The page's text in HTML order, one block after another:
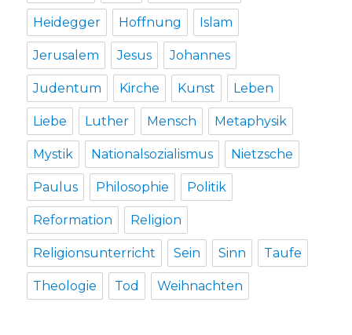
Heidegger Hoffnung Islam
Jerusalem Jesus Johannes
Judentum Kirche Kunst Leben
Liebe Luther Mensch Metaphysik
Mystik Nationalsozialismus Nietzsche
Paulus Philosophie Politik
Reformation Religion
Religionsunterricht Sein Sinn Taufe
Theologie Tod Weihnachten